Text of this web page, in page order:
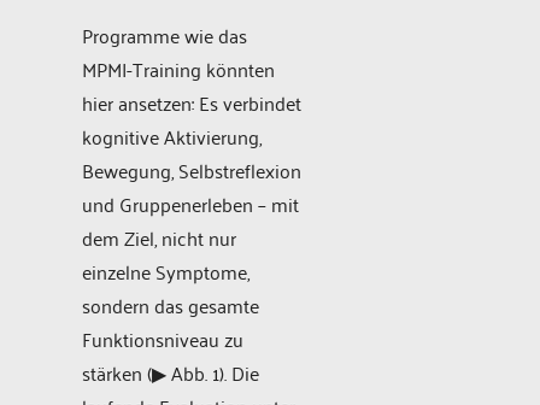
Programme wie das
MPMI-Training könnten
hier ansetzen: Es verbindet
kognitive Aktivierung,
Bewegung, Selbstreflexion
und Gruppenerleben – mit
dem Ziel, nicht nur
einzelne Symptome,
sondern das gesamte
Funktionsniveau zu
stärken (▶ Abb. 1). Die